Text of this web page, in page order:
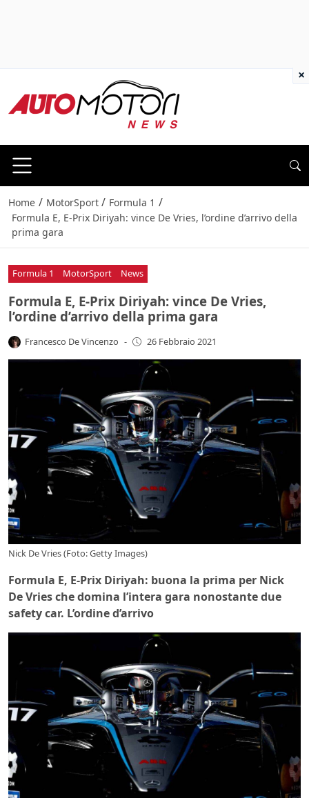
Home / MotorSport / Formula 1 /
Formula E, E-Prix Diriyah: vince De Vries, l’ordine d’arrivo della
prima gara
Formula 1 MotorSport News
Formula E, E-Prix Diriyah: vince De Vries,
l’ordine d’arrivo della prima gara
Francesco De Vincenzo - 26 Febbraio 2021
Nick De Vries (Foto: Getty Images)
Formula E, E-Prix Diriyah: buona la prima per Nick
De Vries che domina l’intera gara nonostante due
safety car. L’ordine d’arrivo
×